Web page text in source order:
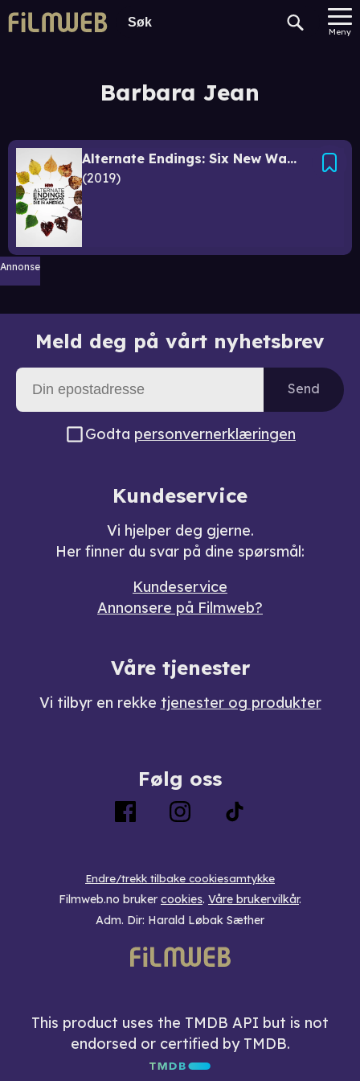
Meny
Barbara Jean
Alternate Endings: Six New Ways to Die in America
2019
Annonse
Meld deg på vårt nyhetsbrev
Send
Godta personvernerklæringen
Kundeservice
Vi hjelper deg gjerne.
Her finner du svar på dine spørsmål:
Kundeservice
Annonsere på Filmweb?
Våre tjenester
Vi tilbyr en rekke tjenester og produkter
Følg oss
Endre/trekk tilbake cookiesamtykke
Filmweb.no bruker cookies. Våre brukervilkår.
Adm. Dir: Harald Løbak Sæther
This product uses the TMDB API but is not
endorsed or certified by TMDB.